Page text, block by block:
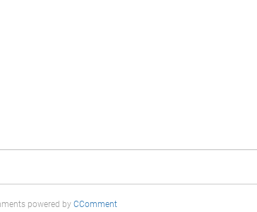
powered by CComment